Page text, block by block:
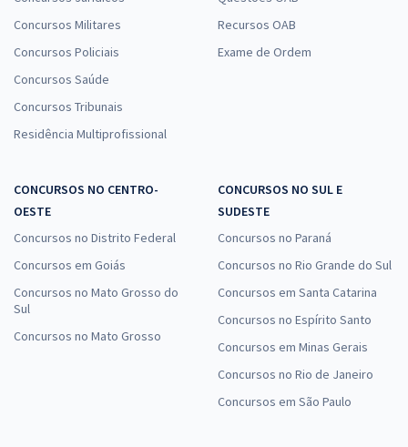
Concursos Militares
Concursos Policiais
Concursos Saúde
Concursos Tribunais
Residência Multiprofissional
Recursos OAB
Exame de Ordem
CONCURSOS NO CENTRO-
OESTE
Concursos no Distrito Federal
Concursos em Goiás
Concursos no Mato Grosso do
Sul
Concursos no Mato Grosso
CONCURSOS NO SUL E
SUDESTE
Concursos no Paraná
Concursos no Rio Grande do Sul
Concursos em Santa Catarina
Concursos no Espírito Santo
Concursos em Minas Gerais
Concursos no Rio de Janeiro
Concursos em São Paulo